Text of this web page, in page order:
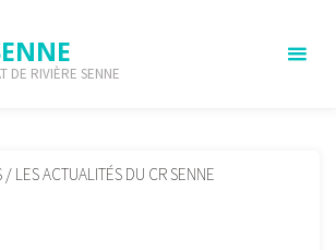
DE RIVIÈRE SENNE
première descente
/ LES ACTUALITÉS DU CR SENNE